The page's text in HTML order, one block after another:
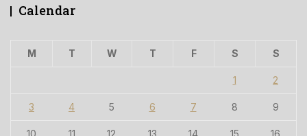
Calendar
M T W T F S S
1 2
3 4 5 6 7 8 9